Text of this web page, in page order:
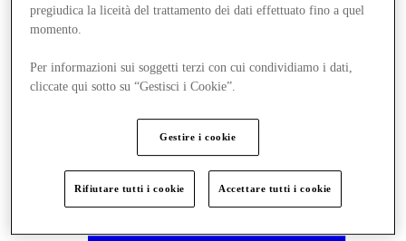
pregiudica la liceità del trattamento dei dati effettuato fino a quel
momento.
Per informazioni sui soggetti terzi con cui condividiamo i dati,
cliccate qui sotto su “Gestisci i Cookie”.
Gestire i cookie
Rifiutare tutti i cookie Accettare tutti i cookie